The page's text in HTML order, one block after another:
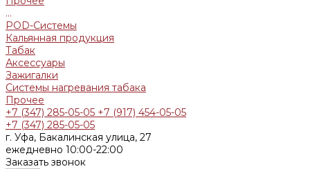
...
POD-Системы
Кальянная продукция
Табак
Аксессуары
Зажигалки
Системы нагревания табака
Прочее
+7 (347) 285-05-05 +7 (917) 454-05-05
+7 (347) 285-05-05
г. Уфа, Бакалинская улица, 27
ежедневно 10:00-22:00
Заказать звонок